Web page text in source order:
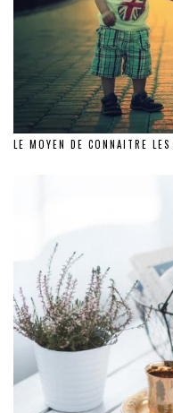
LE MOYEN DE CONNAITRE